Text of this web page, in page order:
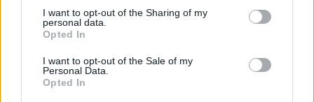
I want to opt-out of the Sharing of my
personal data.
Opted In
I want to opt-out of the Sale of my
Personal Data.
Opted In
Nuk gjej fjalë”, mesfushori
i Arsenalit pëson këputje
të ACL-së dhe humbet
sezonin
Transferimi për 125
milionë euro, por me një
marrëveshjen për
Diomanden